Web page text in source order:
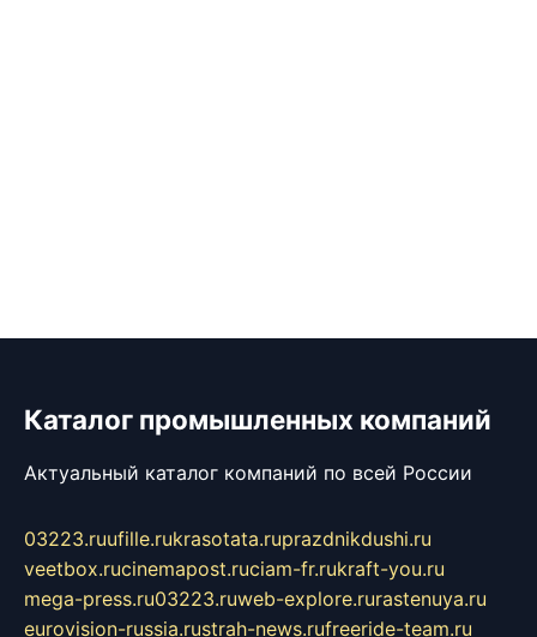
Каталог промышленных компаний
Актуальный каталог компаний по всей России
03223.ruufille.rukrasotata.ruprazdnikdushi.ru
veetbox.rucinemapost.ruciam-fr.rukraft-you.ru
mega-press.ru03223.ruweb-explore.rurastenuya.ru
eurovision-russia.rustrah-news.rufreeride-team.ru